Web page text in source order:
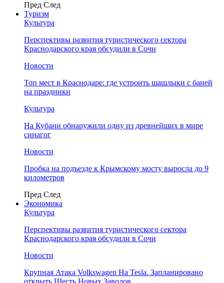
Пред След
Туризм
Культура
Перспективы развития туристического сектора
Краснодарского края обсудили в Сочи
Новости
Топ мест в Краснодаре: где устроить шашлыки с баней
на праздники
Культура
На Кубани обнаружили одну из древнейших в мире
синагог
Новости
Пробка на подъезде к Крымскому мосту выросла до 9
километров
Пред След
Экономика
Культура
Перспективы развития туристического сектора
Краснодарского края обсудили в Сочи
Новости
Крупная Атака Volkswagen На Tesla. Запланировано
открыть Шесть Новых Заводов